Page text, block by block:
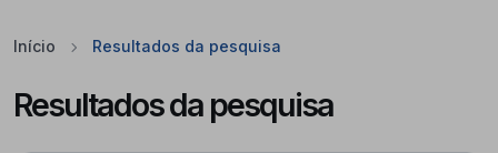
Início Resultados da pesquisa
Resultados da pesquisa